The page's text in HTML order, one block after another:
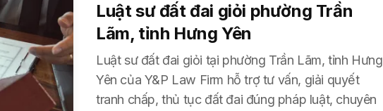
Luật sư đất đai giỏi phường Trần
Lãm, tỉnh Hưng Yên
Luật sư đất đai giỏi tại phường Trần Lãm, tỉnh Hưng
Yên của Y&P Law Firm hỗ trợ tư vấn, giải quyết
tranh chấp, thủ tục đất đai đúng pháp luật, chuyên